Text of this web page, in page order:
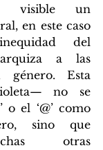
visible un
en este caso
del
a las
género. Esta
no se
o el ‘@’ como
sino que
otras